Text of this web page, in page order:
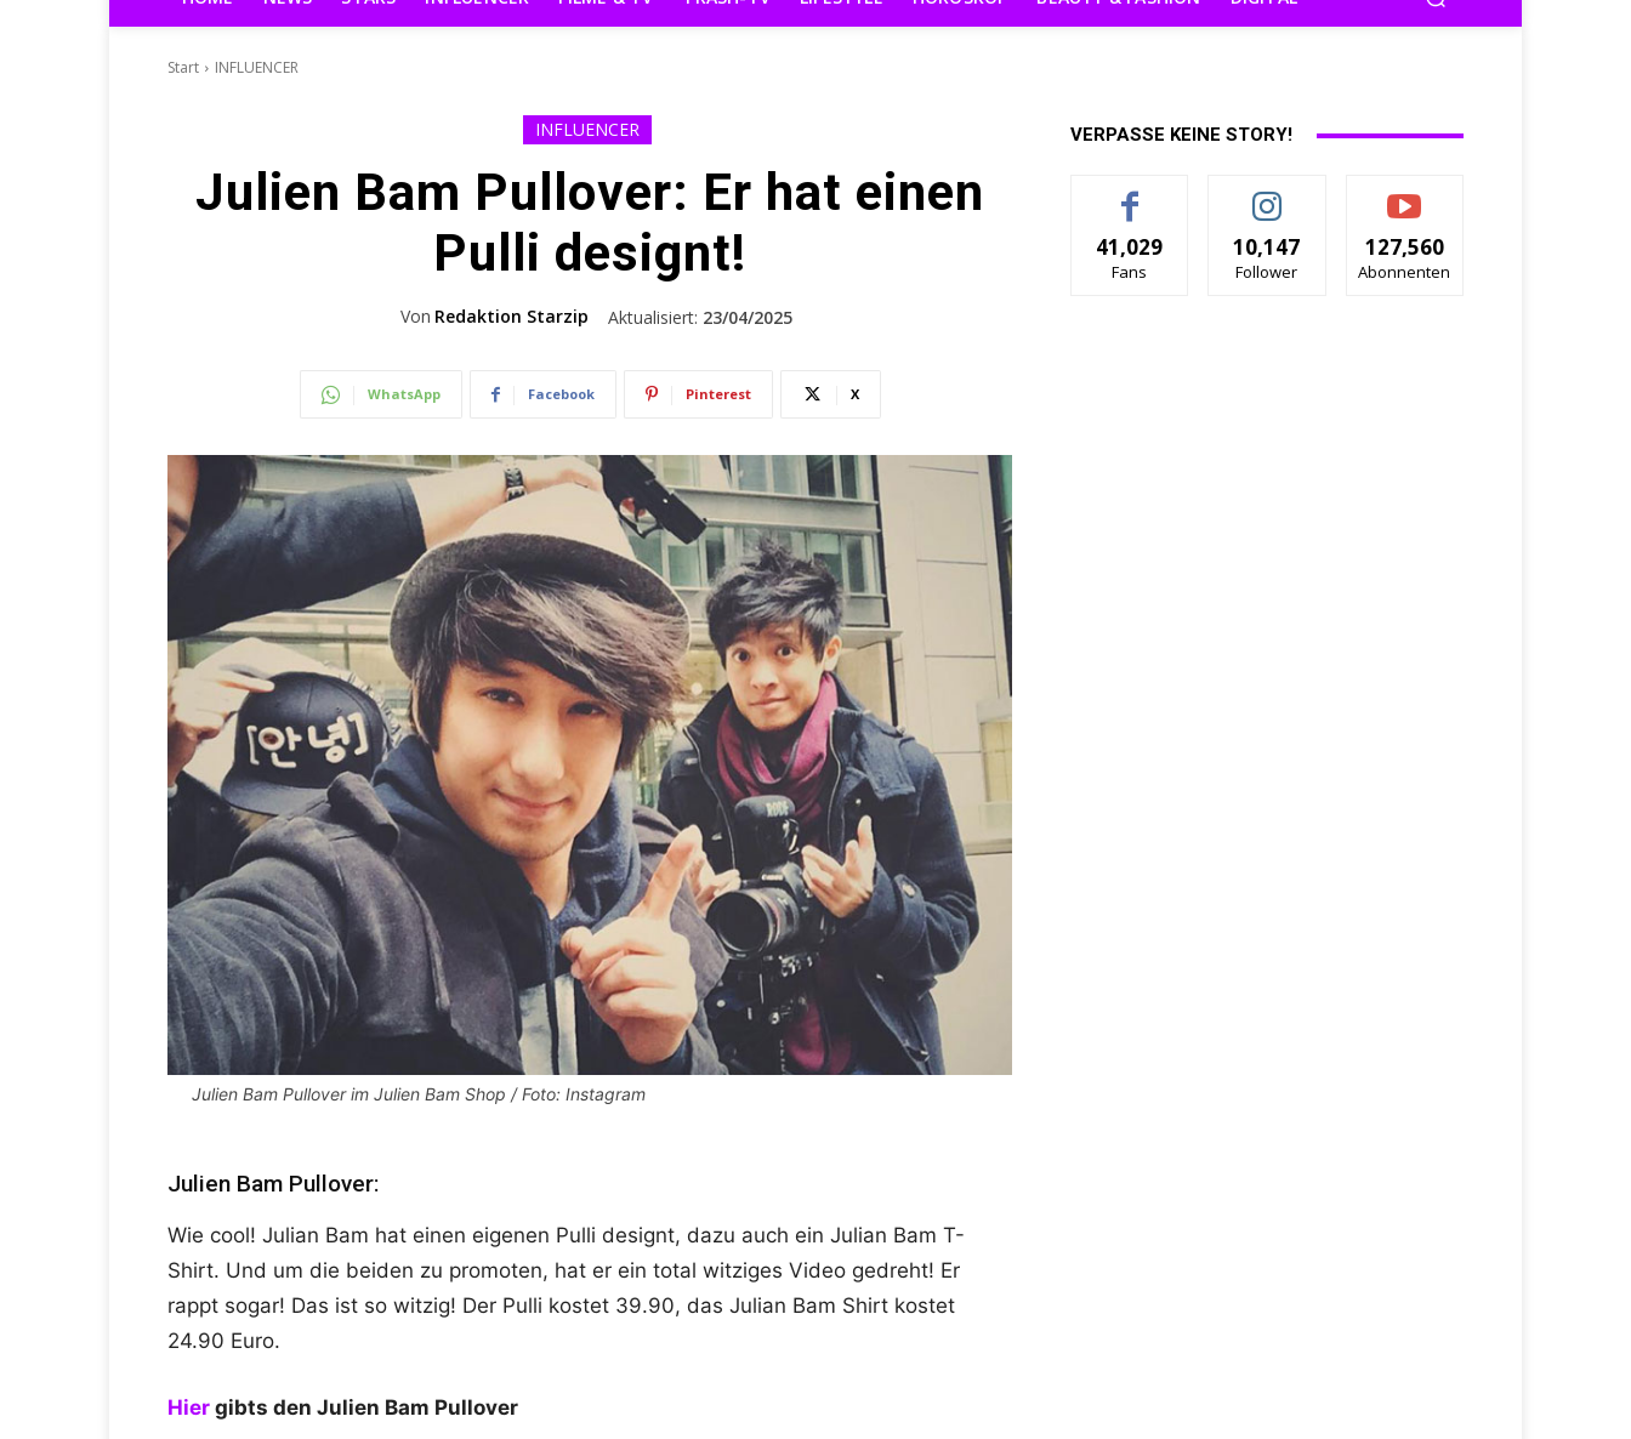
Start INFLUENCER
INFLUENCER
Julien Bam Pullover: Er hat einen
Pulli designt!
Von Redaktion Starzip Aktualisiert: 23/04/2025
WhatsApp Facebook Pinterest X
Julien Bam Pullover im Julien Bam Shop / Foto: Instagram
Julien Bam Pullover:
Wie cool! Julian Bam hat einen eigenen Pulli designt, dazu auch ein Julian Bam T-
Shirt. Und um die beiden zu promoten, hat er ein total witziges Video gedreht! Er
rappt sogar! Das ist so witzig! Der Pulli kostet 39.90, das Julian Bam Shirt kostet
24.90 Euro.
Hier gibts den Julien Bam Pullover
VERPASSE KEINE STORY!
41,029
Fans
10,147
Follower
127,560
Abonnenten